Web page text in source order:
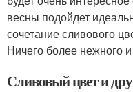
весны подойдет
сочетание сливового
Ничего более нежного
Сливовый цвет и